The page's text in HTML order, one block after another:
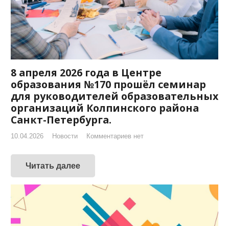
8 апреля 2026 года в Центре
образования №170 прошёл семинар
для руководителей образовательных
организаций Колпинского района
Санкт-Петербурга.
10.04.2026 Новости Комментариев нет
Читать далее